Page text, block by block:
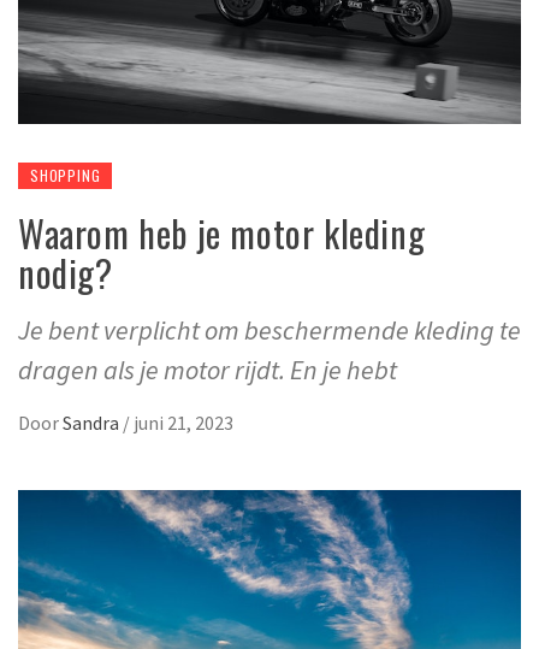
SHOPPING
Waarom heb je motor kleding
nodig?
Je bent verplicht om beschermende kleding te
dragen als je motor rijdt. En je hebt
DoorSandra / juni 21, 2023